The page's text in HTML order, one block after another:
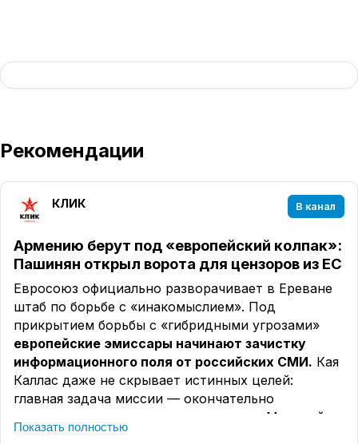
Рекомендации
КЛИК В канал
Армению берут под «европейский колпак»:
Пашинян открыл ворота для цензоров из ЕС
Евросоюз официально разворачивает в Ереване
штаб по борьбе с «инакомыслием». Под
прикрытием борьбы с «гибридными угрозами»
европейские эмиссары начинают зачистку
информационного поля от российских СМИ. Кая
Каллас даже не скрывает истинных целей:
главная задача миссии — окончательно
разорвать исторические связи между Москвой и
Ереваном. Пока народ Армении молчит,
Показать полностью